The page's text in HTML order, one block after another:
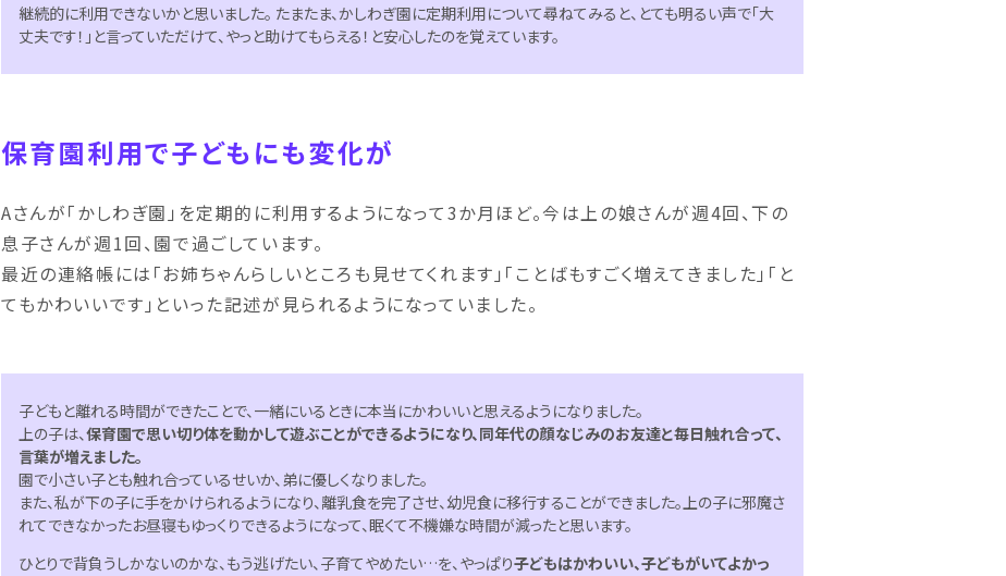
継続的に利用できないかと思いました。 たまたま、かしわぎ園に定期利用について尋ねてみると、とても明るい声で「大
丈夫です！」と言っていただけて、やっと助けてもらえる！と安心したのを覚えています。
保育園利用で子どもにも変化が
Aさんが「かしわぎ園」を定期的に利用するようになって3か月ほど。今は上の娘さんが週4回、下の
息子さんが週1回、園で過ごしています。
最近の連絡帳には「お姉ちゃんらしいところも見せてくれます」「ことばもすごく増えてきました」「と
てもかわいいです」といった記述が見られるようになっていました。
子どもと離れる時間ができたことで、一緒にいるときに本当にかわいいと思えるようになりました。
上の子は、保育園で思い切り体を動かして遊ぶことができるようになり、同年代の顔なじみのお友達と毎日触れ合って、
言葉が増えました。
園で小さい子とも触れ合っているせいか、弟に優しくなりました。
また、私が下の子に手をかけられるようになり、離乳食を完了させ、幼児食に移行することができました。上の子に邪魔さ
れてできなかったお昼寝もゆっくりできるようになって、眠くて不機嫌な時間が減ったと思います。
ひとりで背負うしかないのかな、もう逃げたい、子育てやめたい…を、やっぱり子どもはかわいい、子どもがいてよかっ